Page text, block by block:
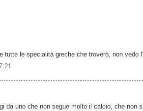
tutte le specialità greche che troverò, non vedo
da uno che non segue molto il calcio, che non